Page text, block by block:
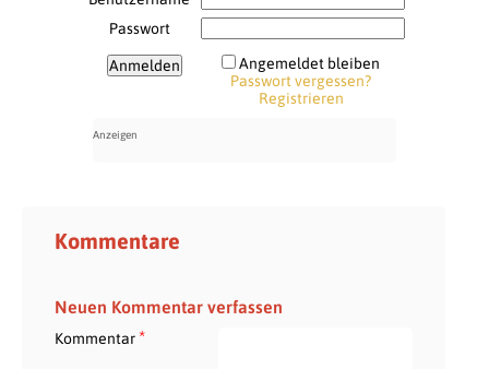
Passwort
Angemeldet bleiben
Passwort vergessen?
Registrieren
Kommentare
Neuen Kommentar verfassen
Kommentar*